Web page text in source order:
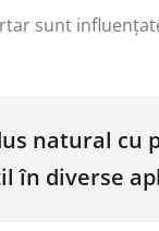
sunt
natural
în diverse